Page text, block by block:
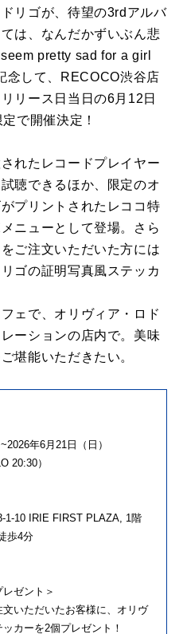
リゴが、待望の3rdアルバ
は、なんだかずいぶん悲
pretty sad for a girl
念して、RECOCO渋谷店
リース日当日の6月12日
で開催決定！
れたレコードプレイヤー
聴できるほか、限定のオ
プリントされたレココ特
ニューとして登場。さら
ご注文いただいた方には
ゴの証明写真風ステッカ
ェで、オリヴィア・ロド
ーションの店内で。美味
堪能いただきたい。
年6月21日（日）
20:30）
1-10 IRIE FIRST PLAZA, 1階
歩4分
ゼント＞
文いただいたお客様に、オリヴ
カーを2個プレゼント！